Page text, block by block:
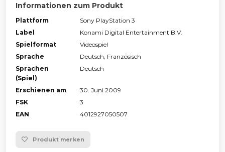
Informationen zum Produkt
Plattform
Sony PlayStation 3
Label
Konami Digital Entertainment B.V.
Spielformat
Videospiel
Sprache
Deutsch, Französisch
Sprachen
(Spiel)
Deutsch
Erschienen am
30. Juni 2009
FSK
3
EAN
4012927050507
Produkt merken